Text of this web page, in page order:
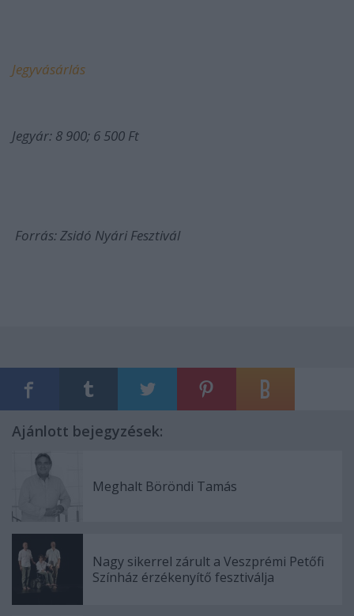
Jegyvásárlás
Jegyár: 8 900; 6 500 Ft
Forrás: Zsidó Nyári Fesztivál
Ajánlott bejegyzések:
Meghalt Böröndi Tamás
Nagy sikerrel zárult a Veszprémi Petőfi
Színház érzékenyítő fesztiválja